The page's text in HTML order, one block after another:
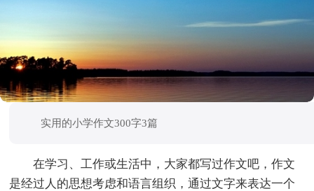
实用的小学作文300字3篇
在学习、工作或生活中，大家都写过作文吧，作文
是经过人的思想考虑和语言组织，通过文字来表达一个